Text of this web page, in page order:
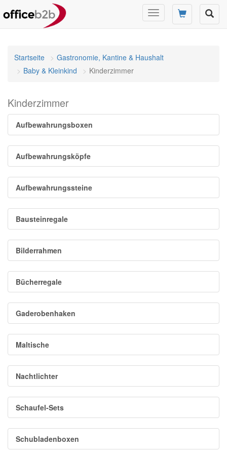
Navigation
umschalten
Startseite
Gastronomie, Kantine & Haushalt
Baby & Kleinkind
Kinderzimmer
Kinderzimmer
Aufbewahrungsboxen
Aufbewahrungsköpfe
Aufbewahrungssteine
Bausteinregale
Bilderrahmen
Bücherregale
Gaderobenhaken
Maltische
Nachtlichter
Schaufel-Sets
Schubladenboxen